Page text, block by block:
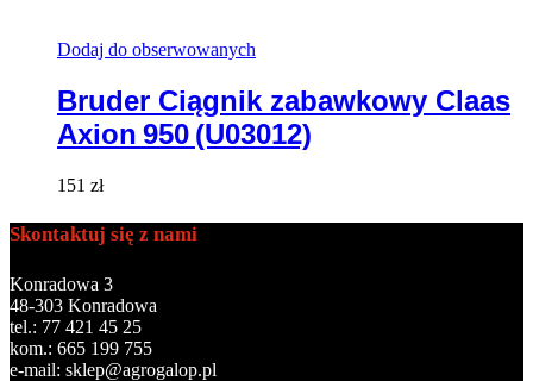
Dodaj do obserwowanych
Bruder Ciągnik zabawkowy Claas
Axion 950 (U03012)
151 zł
Skontaktuj się z nami
Konradowa 3
48-303 Konradowa
tel.: 77 421 45 25
kom.: 665 199 755
e-mail: sklep@agrogalop.pl